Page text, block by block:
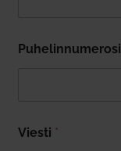
Puhe­lin­nu­merosi
Viesti *